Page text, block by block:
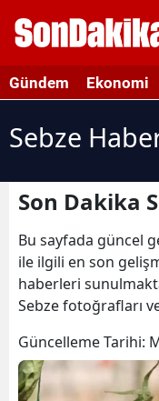
Gündem Ekonomi
Sebze
Son Dakika
Bu sayfada güncel
ile ilgili en son
haberleri
Sebze fotoğrafları
Güncelleme Tarihi: